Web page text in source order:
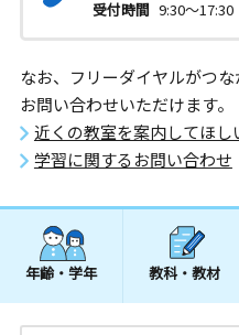
受付時間 9:30～17:30
なお、フリーダイヤルがつ
お問い合わせいただけます。
近くの教室を案内してほし
学習に関するお問い合わせ
年齢・学年 教科・教材